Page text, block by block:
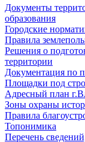
Документы
образования
Городские
Правила
Решения о
территории
Документация по
Площадки под
Адресный план
Зоны охраны
Правила
Топонимика
Перечень